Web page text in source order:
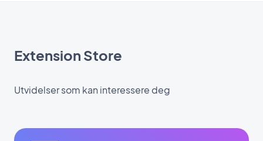
Extension Store
Utvidelser som kan interessere deg